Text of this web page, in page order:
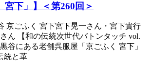
宮下」】＜第260回＞
京ごふく 宮下宮下晃一さん・宮下貴行
ん 【和の伝統次世代バトンタッチ vol.
谷にある老舗呉服屋「京ごふく 宮下」
統と革